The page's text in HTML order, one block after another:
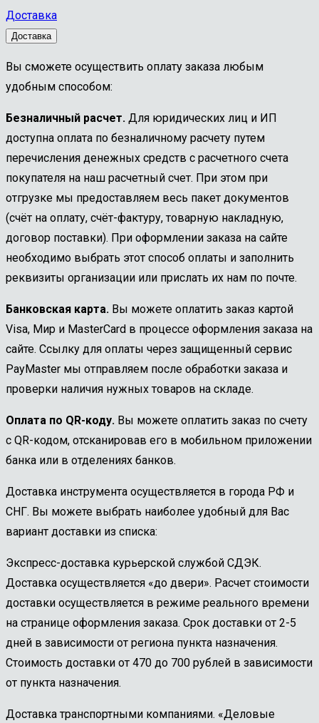
Доставка
Доставка
Вы сможете осуществить оплату заказа любым
удобным способом:
Безналичный расчет. Для юридических лиц и ИП
доступна оплата по безналичному расчету путем
перечисления денежных средств с расчетного счета
покупателя на наш расчетный счет. При этом при
отгрузке мы предоставляем весь пакет документов
(счёт на оплату, счёт-фактуру, товарную накладную,
договор поставки). При оформлении заказа на сайте
необходимо выбрать этот способ оплаты и заполнить
реквизиты организации или прислать их нам по почте.
Банковская карта. Вы можете оплатить заказ картой
Visa, Мир и MasterCard в процессе оформления заказа на
сайте. Ссылку для оплаты через защищенный сервис
PayMaster мы отправляем после обработки заказа и
проверки наличия нужных товаров на складе.
Оплата по QR-коду. Вы можете оплатить заказ по счету
с QR-кодом, отсканировав его в мобильном приложении
банка или в отделениях банков.
Доставка инструмента осуществляется в города РФ и
СНГ. Вы можете выбрать наиболее удобный для Вас
вариант доставки из списка:
Экспресс-доставка курьерской службой СДЭК.
Доставка осуществляется «до двери». Расчет стоимости
доставки осуществляется в режиме реального времени
на странице оформления заказа. Срок доставки от 2-5
дней в зависимости от региона пункта назначения.
Стоимость доставки от 470 до 700 рублей в зависимости
от пункта назначения.
Доставка транспортными компаниями. «Деловые